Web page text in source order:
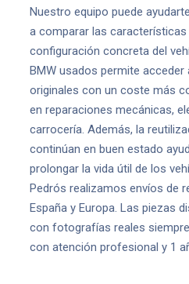
Nuestro equipo puede
a comparar las
configuración concreta del
BMW usados permite
originales con un coste más
en reparaciones mecánicas,
carrocería. Además, la
continúan en buen estado
prolongar la vida útil de los
Pedrós realizamos envíos de
España y Europa. Las piezas
con fotografías reales
con atención profesional y 1